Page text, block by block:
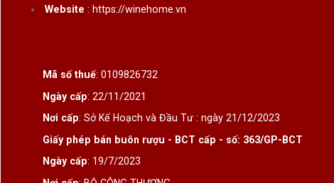
Website : https://winehome.vn
Mã số thuế: 0109826732
Ngày cấp: 22/11/2021
Nơi cấp: Sở Kế Hoạch và Đầu Tư : ngày 21/12/2023
Giấy phép bán buôn rượu - BCT cấp - số: 363/GP-BCT
Ngày cấp: 19/7/2023